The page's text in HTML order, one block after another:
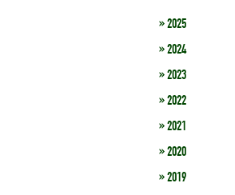
» 2025
» 2024
» 2023
» 2022
» 2021
» 2020
» 2019